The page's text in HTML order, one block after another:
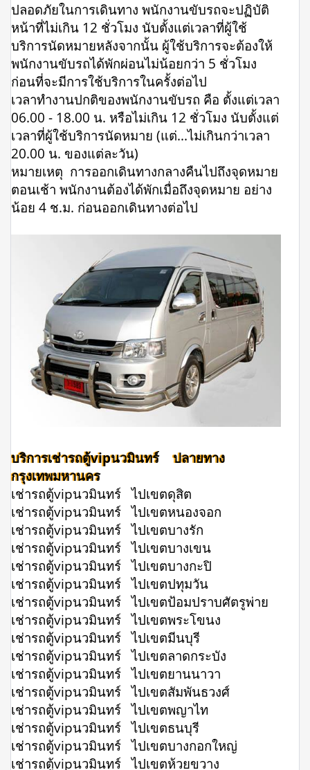
ปลอดภัยในการเดินทาง พนักงานขับรถจะปฏิบัติ
หน้าที่ไม่เกิน 12 ชั่วโมง นับตั้งแต่เวลาที่ผู้ใช้
บริการนัดหมายหลังจากนั้น ผู้ใช้บริการจะต้องให้
พนักงานขับรถได้พักผ่อนไม่น้อยกว่า 5 ชั่วโมง
ก่อนที่จะมีการใช้บริการในครั้งต่อไป
เวลาทำงานปกติของพนักงานขับรถ คือ ตั้งแต่เวลา
06.00 - 18.00 น. หรือไม่เกิน 12 ชั่วโมง นับตั้งแต่
เวลาที่ผู้ใช้บริการนัดหมาย (แต่...ไม่เกินกว่าเวลา
20.00 น. ของแต่ละวัน)
หมายเหตุ การออกเดินทางกลางคืนไปถึงจุดหมาย
ตอนเช้า พนักงานต้องได้พักเมื่อถึงจุดหมาย อย่าง
น้อย 4 ช.ม. ก่อนออกเดินทางต่อไป
บริการเช่ารถตู้vipนวมินทร์ ปลายทาง
กรุงเทพมหานคร
เช่ารถตู้vipนวมินทร์ ไปเขตดุสิต
เช่ารถตู้vipนวมินทร์ ไปเขตหนองจอก
เช่ารถตู้vipนวมินทร์ ไปเขตบางรัก
เช่ารถตู้vipนวมินทร์ ไปเขตบางเขน
เช่ารถตู้vipนวมินทร์ ไปเขตบางกะปิ
เช่ารถตู้vipนวมินทร์ ไปเขตปทุมวัน
เช่ารถตู้vipนวมินทร์ ไปเขตป้อมปราบศัตรูพ่าย
เช่ารถตู้vipนวมินทร์ ไปเขตพระโขนง
เช่ารถตู้vipนวมินทร์ ไปเขตมีนบุรี
เช่ารถตู้vipนวมินทร์ ไปเขตลาดกระบัง
เช่ารถตู้vipนวมินทร์ ไปเขตยานนาวา
เช่ารถตู้vipนวมินทร์ ไปเขตสัมพันธวงศ์
เช่ารถตู้vipนวมินทร์ ไปเขตพญาไท
เช่ารถตู้vipนวมินทร์ ไปเขตธนบุรี
เช่ารถตู้vipนวมินทร์ ไปเขตบางกอกใหญ่
เช่ารถตู้vipนวมินทร์ ไปเขตห้วยขวาง